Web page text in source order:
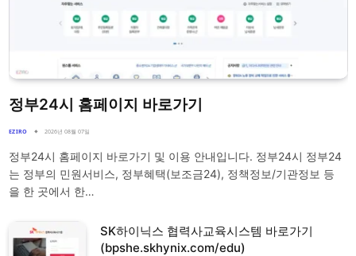
정부24시 홈페이지 바로가기
EZIRO 2026년 08월 07일
정부24시 홈페이지 바로가기 및 이용 안내입니다. 정부24시 정부24
는 정부의 민원서비스, 정부혜택(보조금24), 정책정보/기관정보 등
을 한 곳에서 한…
SK하이닉스 협력사교육시스템 바로가기
(bpshe.skhynix.com/edu)